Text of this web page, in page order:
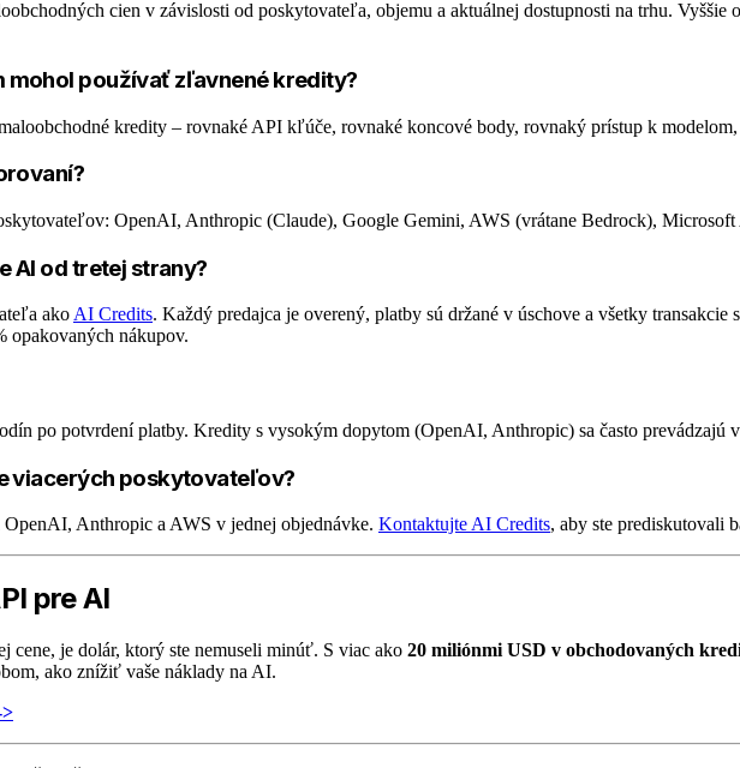
cien v závislosti od poskytovateľa, objemu a aktuálnej dostupnosti na trhu. Vyššie
mohol používať zľavnené kredity?
kredity – rovnaké API kľúče, rovnaké koncové body, rovnaký prístup k
OpenAI, Anthropic (Claude), Google Gemini, AWS (vrátane Bedrock),
AI od tretej strany?
akoAI Credits. Každý predajca je overený, platby sú držané v úschove a všetky
opakovaných nákupov.
po potvrdení platby. Kredity s vysokým dopytom (OpenAI, Anthropic) sa často prevádzajú
viacerých poskytovateľov?
Anthropic a AWS v jednej objednávke. Kontaktujte AI Credits, aby ste prediskutovali
pre AI
cene, je dolár, ktorý ste nemuseli minúť. S viac ako 20 miliónmi USD v obchodovaných
ako znížiť vaše náklady na AI.